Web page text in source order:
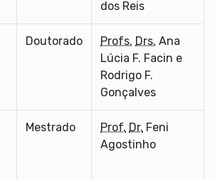
dos Reis
Doutorado Profs. Drs. Ana
Lúcia F. Facin e
Rodrigo F.
Gonçalves
Mestrado Prof. Dr. Feni
Agostinho